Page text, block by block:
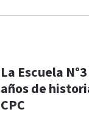
La Escuela
años de
CPC